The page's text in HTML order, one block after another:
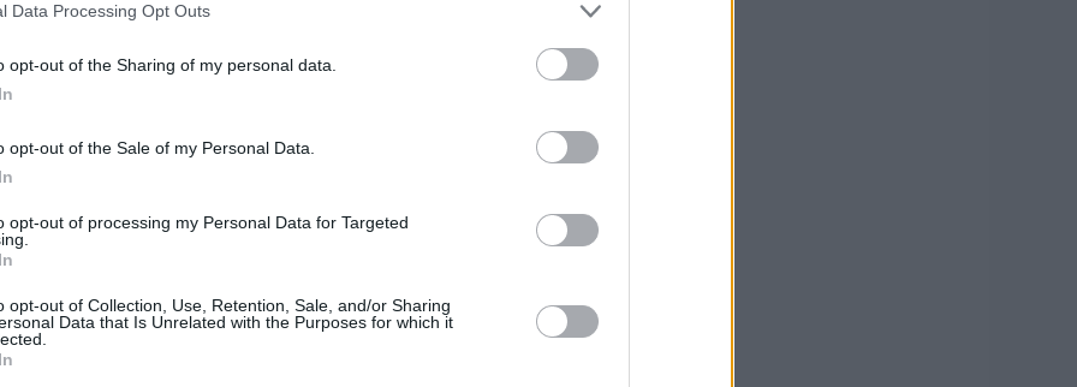
Data Processing Opt Outs
opt-out of the Sharing of my personal data.
opt-out of the Sale of my Personal Data.
opt-out of processing my Personal Data for Targeted
opt-out of Collection, Use, Retention, Sale, and/or Sharing
Data that Is Unrelated with the Purposes for which it
Ελαιοκομικό Μητρώο: Ξεκινά η
προετοιμασία των ελαιοπαραγωγών στη